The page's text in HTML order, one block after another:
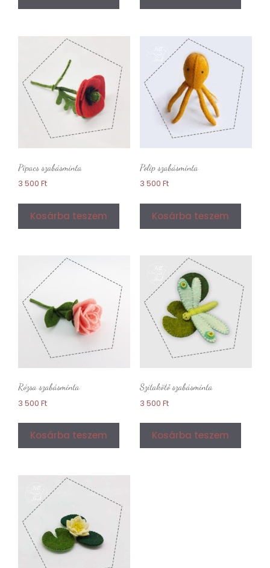
Pipacs szabásminta
3 500 Ft
Kosárba teszem
Polip szabásminta
3 500 Ft
Kosárba teszem
Rózsa szabásminta
3 500 Ft
Kosárba teszem
Szitakötő szabásminta
3 500 Ft
Kosárba teszem